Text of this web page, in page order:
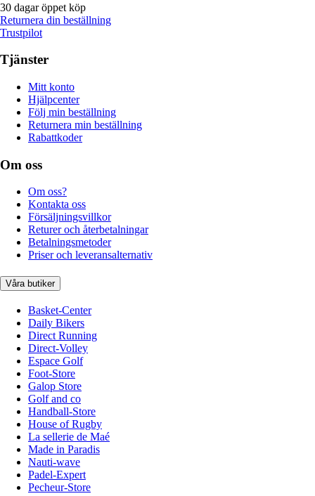
30 dagar öppet köp
Returnera din beställning
Trustpilot
Tjänster
Mitt konto
Hjälpcenter
Följ min beställning
Returnera min beställning
Rabattkoder
Om oss
Om oss?
Kontakta oss
Försäljningsvillkor
Returer och återbetalningar
Betalningsmetoder
Priser och leveransalternativ
Våra butiker
Basket-Center
Daily Bikers
Direct Running
Direct-Volley
Espace Golf
Foot-Store
Galop Store
Golf and co
Handball-Store
House of Rugby
La sellerie de Maé
Made in Paradis
Nauti-wave
Padel-Expert
Pecheur-Store